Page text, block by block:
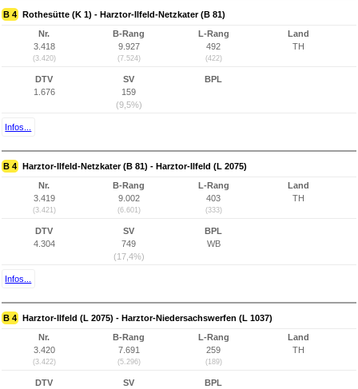
B 4 Rothesütte (K 1) - Harztor-Ilfeld-Netzkater (B 81)
Nr.
3.418
(3.420)
B-Rang
9.927
(7.524)
L-Rang
492
(422)
Land
TH
DTV
1.676
SV
159
(9,5%)
BPL
Infos...
B 4 Harztor-Ilfeld-Netzkater (B 81) - Harztor-Ilfeld (L 2075)
Nr.
3.419
(3.421)
B-Rang
9.002
(6.601)
L-Rang
403
(333)
Land
TH
DTV
4.304
SV
749
(17,4%)
BPL
WB
Infos...
B 4 Harztor-Ilfeld (L 2075) - Harztor-Niedersachswerfen (L 1037)
Nr.
3.420
(3.422)
B-Rang
7.691
(5.296)
L-Rang
259
(189)
Land
TH
DTV
SV
BPL